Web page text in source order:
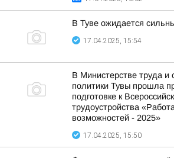
В Туве ожидается
17.04.2025, 15:54
В Министерстве труда и
политики Тувы прошла
подготовке к
трудоустройства
возможностей - 2025»
17.04.2025, 15:50